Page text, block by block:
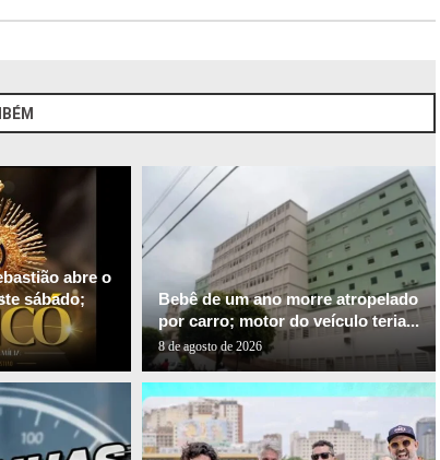
abre o
sábado;
Bebê de um ano morre atropelado
por carro; motor do veículo teria...
8 de agosto de 2026